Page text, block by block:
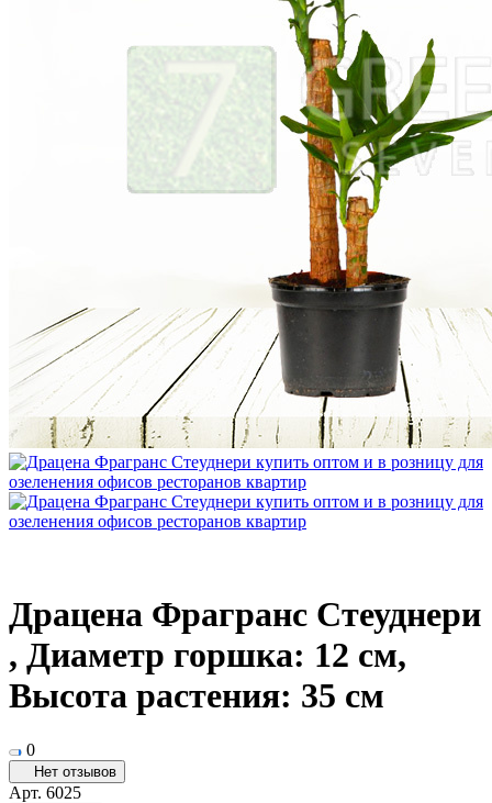
Драцена Фрагранс Стеуднери
, Диаметр горшка: 12 см,
Высота растения: 35 см
0
Нет отзывов
Арт. 6025